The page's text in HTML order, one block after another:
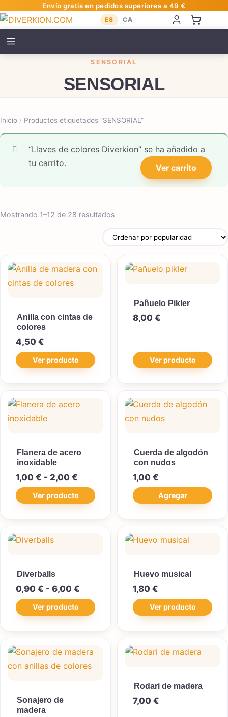
Envío gratis en pedidos superiores a 49 €
ES CA
SENSORIAL
SENSORIAL
Inicio / Productos etiquetados “SENSORIAL”
“Llaves de colores Diverkion” se ha añadido a
tu carrito.
Ver carrito
Mostrando 1–12 de 28 resultados
Anilla con cintas de
colores
4,50 €
Ver producto
Pañuelo Pikler
8,00 €
Ver producto
Flanera de acero
inoxidable
1,00 € - 2,00 € Rango de precios: desde 1,00 €
Ver producto
Cuerda de algodón
con nudos
1,00 €
Agregar
Diverballs
0,90 € - 6,00 € Rango de precios: desde 0,90 €
Ver producto
Huevo musical
1,80 €
Ver producto
Sonajero de
madera
Rodari de madera
7,00 €